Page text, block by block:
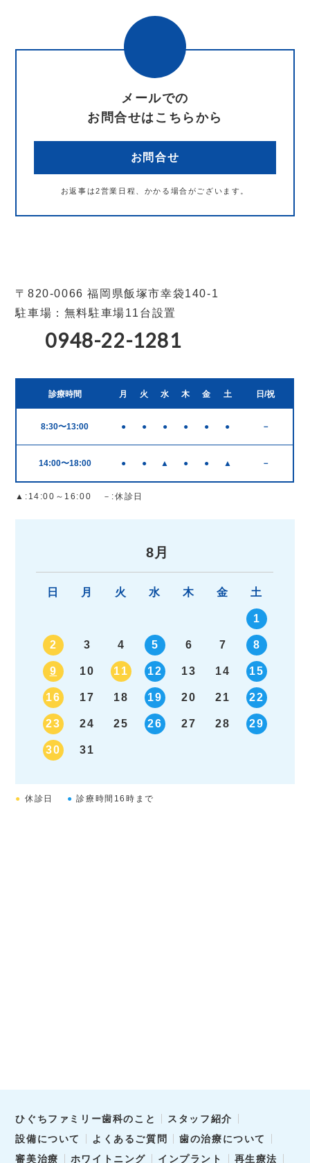
メールでの
お問合せはこちらから
お問合せ
お返事は2営業日程、かかる場合がございます。
〒820-0066 福岡県飯塚市幸袋140-1
駐車場：無料駐車場11台設置
0948-22-1281
診療時間 月 火 水 木 金 土 日/祝
8:30〜13:00 ● ● ● ● ● ● －
14:00〜18:00 ● ● ▲ ● ● ▲ －
▲ :14:00～16:00 － :休診日
«
8月
日 月 火 水 木 金 土
1
2 3 4 5 6 7 8
9 10 11 12 13 14 15
16 17 18 19 20 21 22
23 24 25 26 27 28 29
30 31
● 休診日 ● 診療時間16時まで
ひぐちファミリー歯科のこと
スタッフ紹介
設備について
よくあるご質問
歯の治療について
審美治療
ホワイトニング インプラント 再生療法